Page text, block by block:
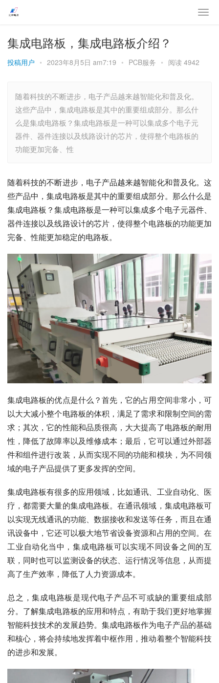
集成电路板，集成电路板介绍？
投稿用户 • 2023年8月5日 am7:19 • PCB服务 • 阅读 4942
随着科技的不断进步，电子产品越来越智能化和普及化。
这些产品中，集成电路板是其中的重要组成部分。那么什
么是集成电路板？集成电路板是一种可以集成多个电子元
器件、器件连接以及线路设计的芯片，使得整个电路板的
功能更加完备、性
随着科技的不断进步，电子产品越来越智能化和普及化。这
些产品中，集成电路板是其中的重要组成部分。那么什么是
集成电路板？集成电路板是一种可以集成多个电子元器件、
器件连接以及线路设计的芯片，使得整个电路板的功能更加
完备、性能更加稳定的电路板。
集成电路板的优点是什么？首先，它的占用空间非常小，可
以大大减小整个电路板的体积，满足了需求和限制空间的需
求；其次，它的性能和品质很高，大大提高了电路板的耐用
性，降低了故障率以及维修成本；最后，它可以通过外部器
件和组件进行改装，从而实现不同的功能和模块，为不同领
域的电子产品提供了更多发挥的空间。
集成电路板有很多的应用领域，比如通讯、工业自动化、医
疗，都需要大量的集成电路板。在通讯领域，集成电路板可
以实现无线通讯的功能、数据接收和发送等任务，而且在通
讯设备中，它还可以极大地节省设备资源和占用的空间。在
工业自动化当中，集成电路板可以实现不同设备之间的互
联，同时也可以监测设备的状态、运行情况等信息，从而提
高了生产效率，降低了人力资源成本。
总之，集成电路板是现代电子产品不可或缺的重要组成部
分。了解集成电路板的应用和特点，有助于我们更好地掌握
智能科技技术的发展趋势。集成电路板作为电子产品的基础
和核心，将会持续地发挥着中枢作用，推动着整个智能科技
的进步和发展。